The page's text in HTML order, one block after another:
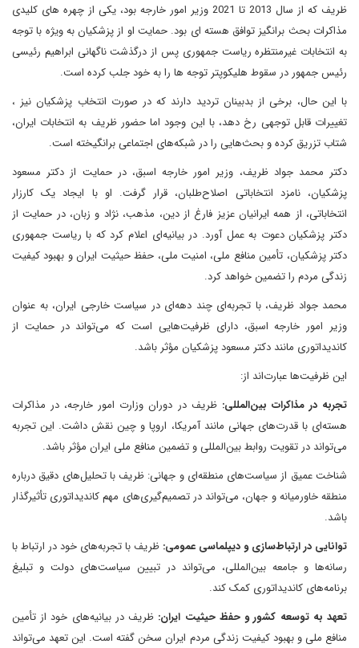
ظریف که از سال 2013 تا 2021 وزیر امور خارجه بود، یکی از چهره های کلیدی
مذاکرات بحث برانگیز توافق هسته ای بود. حمایت او از پزشکیان به ویژه با توجه
به انتخابات غیرمنتظره ریاست جمهوری پس از درگذشت ناگهانی ابراهیم رئیسی
رئیس جمهور در سقوط هلیکوپتر توجه ها را به خود جلب کرده است.
با این حال، برخی از بدبینان تردید دارند که در صورت انتخاب پزشکیان نیز ،
تغییرات قابل توجهی رخ دهد، با این وجود اما حضور ظریف به انتخابات ایران،
شتاب تزریق کرده و بحث‌هایی را در شبکه‌های اجتماعی برانگیخته است.
دکتر محمد جواد ظریف، وزیر امور خارجه اسبق، در حمایت از دکتر مسعود
پزشکیان، نامزد انتخاباتی اصلاح‌طلبان، قرار گرفت. او با ایجاد یک کارزار
انتخاباتی، از همه ایرانیان عزیز فارغ از دین، مذهب، نژاد و زبان، در حمایت از
دکتر پزشکیان دعوت به عمل آورد. در بیانیه‌ای اعلام کرد که با ریاست جمهوری
دکتر پزشکیان، تأمین منافع ملی، امنیت ملی، حفظ حیثیت ایران و بهبود کیفیت
زندگی مردم را تضمین خواهد کرد.
محمد جواد ظریف، با تجربه‌ای چند دهه‌ای در سیاست خارجی ایران، به عنوان
وزیر امور خارجه اسبق، دارای ظرفیت‌هایی است که می‌تواند در حمایت از
کاندیداتوری مانند دکتر مسعود پزشکیان مؤثر باشد.
این ظرفیت‌ها عبارت‌اند از:
تجربه در مذاکرات بین‌المللی:ظریف در دوران وزارت امور خارجه، در مذاکرات
هسته‌ای با قدرت‌های جهانی مانند آمریکا، اروپا و چین نقش داشت. این تجربه
می‌تواند در تقویت روابط بین‌المللی و تضمین منافع ملی ایران مؤثر باشد.
شناخت عمیق از سیاست‌های منطقه‌ای و جهانی: ظریف با تحلیل‌های دقیق درباره
منطقه خاورمیانه و جهان، می‌تواند در تصمیم‌گیری‌های مهم کاندیداتوری تأثیرگذار
باشد.
توانایی در ارتباط‌سازی و دیپلماسی عمومی: ظریف با تجربه‌های خود در ارتباط با
رسانه‌ها و جامعه بین‌المللی، می‌تواند در تبیین سیاست‌های دولت و تبلیغ
برنامه‌های کاندیداتوری کمک کند.
تعهد به توسعه کشور و حفظ حیثیت ایران: ظریف در بیانیه‌های خود از تأمین
منافع ملی و بهبود کیفیت زندگی مردم ایران سخن گفته است. این تعهد می‌تواند